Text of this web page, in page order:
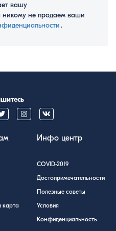
вашу
не продаем ваши
․
карта
Инфо центр
COVID-2019
Достопримечательности
Полезные советы
Условия
Конфиденциальность